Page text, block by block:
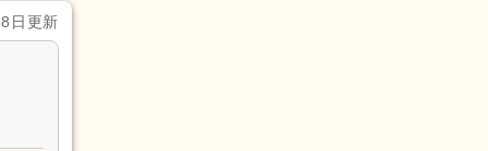
日更新